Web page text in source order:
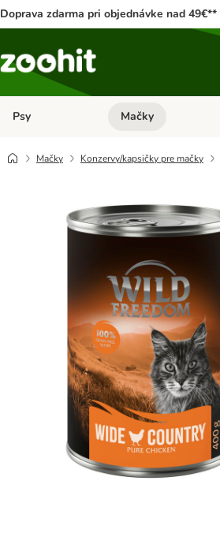
Doprava zdarma pri objednávke nad 49€**
Psy Otvoriť menu: Psy
Mačky
Mačky Konzervy/kapsičky pre mačky